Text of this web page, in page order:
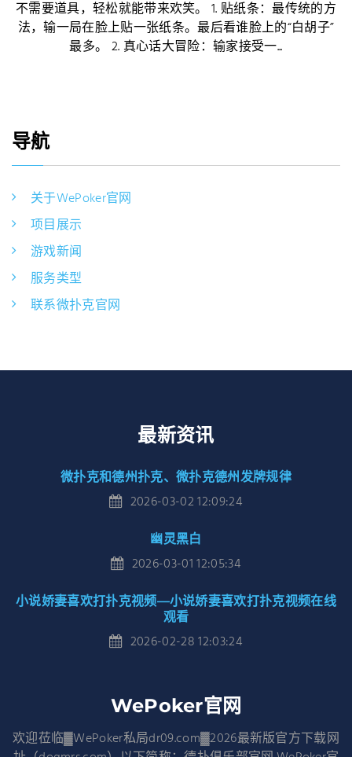
不需要道具，轻松就能带来欢笑。 1. 贴纸条：最传统的方
法，输一局在脸上贴一张纸条。最后看谁脸上的“白胡子”
最多。 2. 真心话大冒险：输家接受一...
导航
关于WePoker官网
项目展示
游戏新闻
服务类型
联系微扑克官网
最新资讯
微扑克和德州扑克、微扑克德州发牌规律
2026-03-02 12:09:24
幽灵黑白
2026-03-01 12:05:34
小说娇妻喜欢打扑克视频—小说娇妻喜欢打扑克视频在线
观看
2026-02-28 12:03:24
WePoker官网
欢迎莅临▓WePoker私局dr09.com▓2026最新版官方下载网